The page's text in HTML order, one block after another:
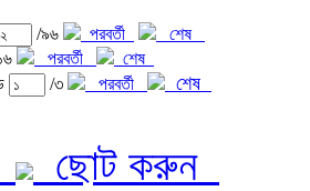
/৯৬ পরবর্তী
শেষ
পরবর্তী
শেষ
/৩ পরবর্তী শেষ
ছোট করুন